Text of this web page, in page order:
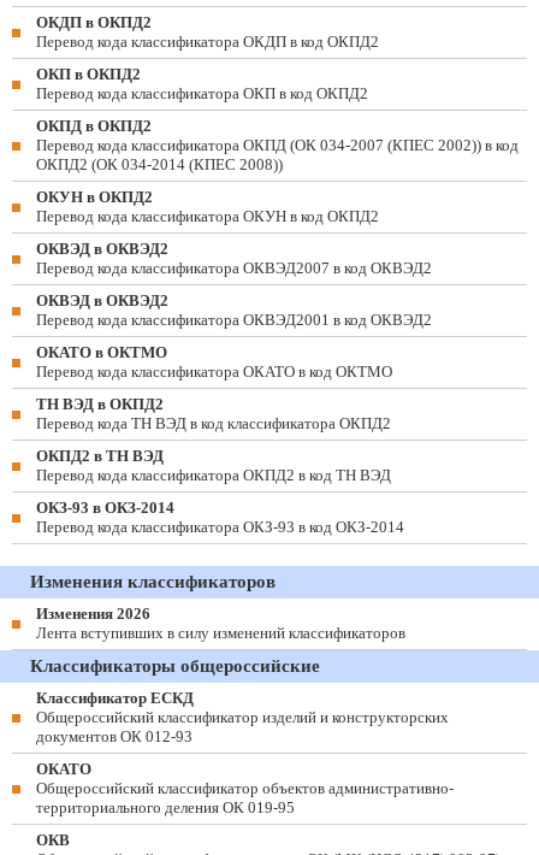
ОКДП в ОКПД2
Перевод кода классификатора ОКДП в код ОКПД2
ОКП в ОКПД2
Перевод кода классификатора ОКП в код ОКПД2
ОКПД в ОКПД2
Перевод кода классификатора ОКПД (ОК 034-2007 (КПЕС 2002)) в код
ОКПД2 (ОК 034-2014 (КПЕС 2008))
ОКУН в ОКПД2
Перевод кода классификатора ОКУН в код ОКПД2
ОКВЭД в ОКВЭД2
Перевод кода классификатора ОКВЭД2007 в код ОКВЭД2
ОКВЭД в ОКВЭД2
Перевод кода классификатора ОКВЭД2001 в код ОКВЭД2
ОКАТО в ОКТМО
Перевод кода классификатора ОКАТО в код ОКТМО
ТН ВЭД в ОКПД2
Перевод кода ТН ВЭД в код классификатора ОКПД2
ОКПД2 в ТН ВЭД
Перевод кода классификатора ОКПД2 в код ТН ВЭД
ОКЗ-93 в ОКЗ-2014
Перевод кода классификатора ОКЗ-93 в код ОКЗ-2014
Изменения классификаторов
Изменения 2026
Лента вступивших в силу изменений классификаторов
Классификаторы общероссийские
Классификатор ЕСКД
Общероссийский классификатор изделий и конструкторских
документов ОК 012-93
ОКАТО
Общероссийский классификатор объектов административно-
территориального деления ОК 019-95
ОКВ